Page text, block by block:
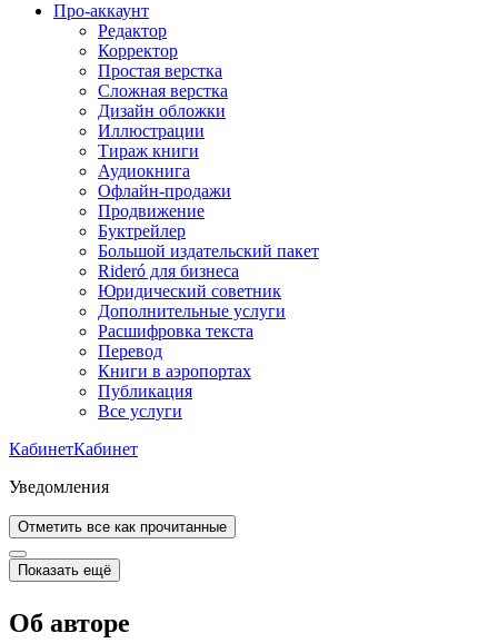
Про-аккаунт
Редактор
Корректор
Простая верстка
Сложная верстка
Дизайн обложки
Иллюстрации
Тираж книги
Аудиокнига
Офлайн-продажи
Продвижение
Буктрейлер
Большой издательский пакет
Rideró для бизнеса
Юридический советник
Дополнительные услуги
Расшифровка текста
Перевод
Книги в аэропортах
Публикация
Все услуги
КабинетКабинет
Уведомления
Отметить все как прочитанные
Показать ещё
Об авторе